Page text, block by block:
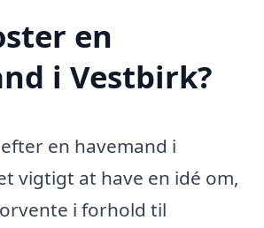
en
i Vestbirk?
en havemand i
vigtigt at have en idé om,
i forhold til